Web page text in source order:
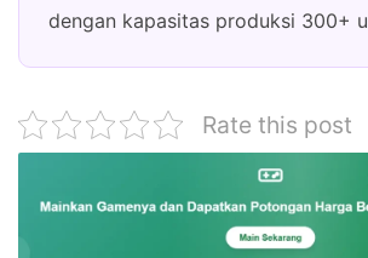
dengan kapasitas produksi 300+
Rate this post